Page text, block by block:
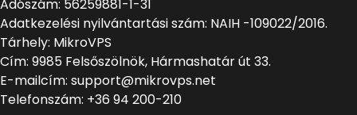
Adószám: 56259881-1-31
Adatkezelési nyilvántartási szám: NAIH -109022/2016.
Tárhely: MikroVPS
Cím: 9985 Felsőszölnök, Hármashatár út 33.
E-mailcím: support@mikrovps.net
Telefonszám: +36 94 200-210